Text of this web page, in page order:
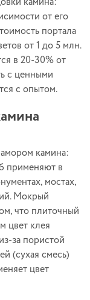
от его
портала
от 1 до 5 млн.
в 20-30% от
с ценными
с опытом.
камина:
применяют в
мостах,
Мокрый
что плиточный
цвет клея
за пористой
(сухая смесь)
цвет